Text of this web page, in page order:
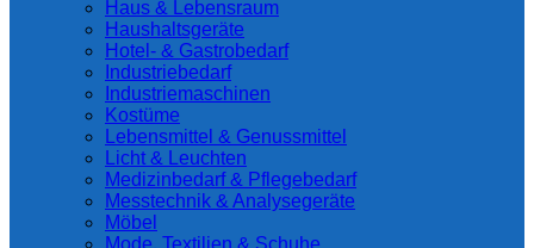
Haus & Lebensraum
Haushaltsgeräte
Hotel- & Gastrobedarf
Industriebedarf
Industriemaschinen
Kostüme
Lebensmittel & Genussmittel
Licht & Leuchten
Medizinbedarf & Pflegebedarf
Messtechnik & Analysegeräte
Möbel
Mode, Textilien & Schuhe